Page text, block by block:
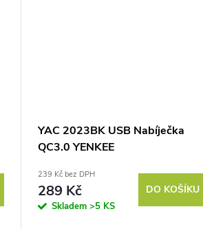
YAC 2023BK USB Nabíječka
QC3.0 YENKEE
239 Kč bez DPH
289 Kč
Skladem>5 KS
DO KOŠÍKU